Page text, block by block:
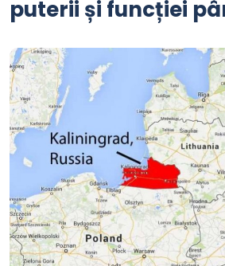
puterii și funcției